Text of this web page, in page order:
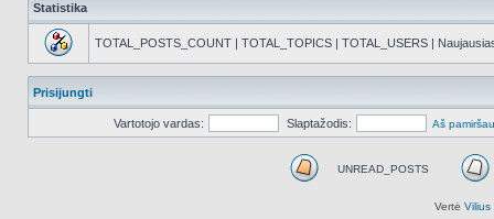
Statistika
TOTAL_POSTS_COUNT | TOTAL_TOPICS | TOTAL_USERS |
Prisijungti
Vartotojo vardas: Slaptažodis: Aš
UNREAD_POSTS
Vertė Vilius